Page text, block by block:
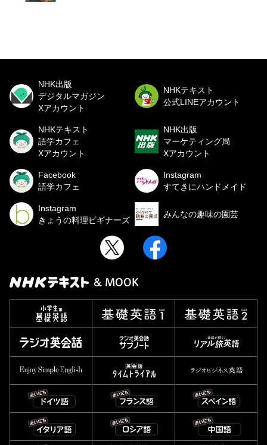
NHK出版
デジタルマガジン
Xアカウント
NHKテキスト
公式LINEアカウント
NHKテキスト
語学カフェ
Xアカウント
NHK出版
マーケティング局
Xアカウント
Facebook
語学カフェ
Instagram
すてきにハンドメイド
Instagram
きょうの料理ビギナーズ
みんなの趣味の園芸
& MOOK